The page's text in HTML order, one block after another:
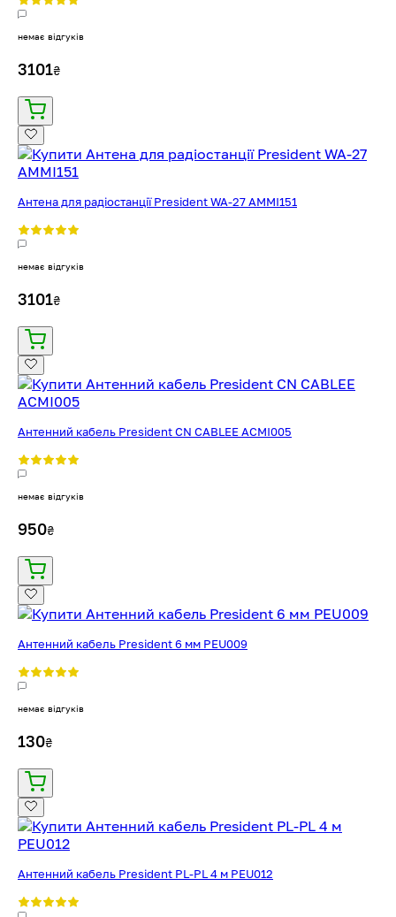
немає відгуків
3101₴
Антена для радіостанції President WA-27 AMMI151
немає відгуків
3101₴
Антенний кабель President CN CABLEE ACMI005
немає відгуків
950₴
Антенний кабель President 6 мм PEU009
немає відгуків
130₴
Антенний кабель President PL-PL 4 м PEU012